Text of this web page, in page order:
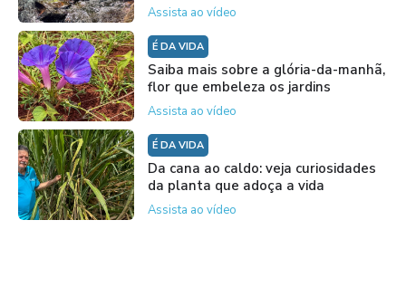
Assista ao vídeo
É DA VIDA
Saiba mais sobre a glória-da-manhã,
flor que embeleza os jardins
Assista ao vídeo
É DA VIDA
Da cana ao caldo: veja curiosidades
da planta que adoça a vida
Assista ao vídeo